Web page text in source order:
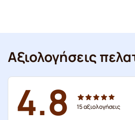
Αξιολογήσεις
4.8 15αξιολογήσεις